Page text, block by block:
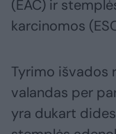
(EAC) ir
karcinomos
Tyrimo išvados
valandas per
yra dukart